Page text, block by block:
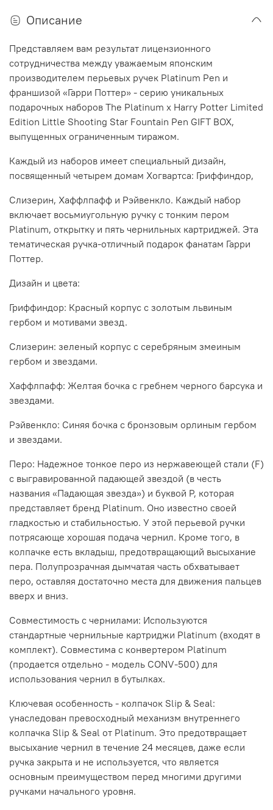
Описание
Представляем вам результат лицензионного
сотрудничества между уважаемым японским
производителем перьевых ручек Platinum Pen и
франшизой «Гарри Поттер» - серию уникальных
подарочных наборов The Platinum x Harry Potter Limited
Edition Little Shooting Star Fountain Pen GIFT BOX,
выпущенных ограниченным тиражом.
Каждый из наборов имеет специальный дизайн,
посвященный четырем домам Хогвартса: Гриффиндор,
Слизерин, Хаффлпафф и Рэйвенкло. Каждый набор
включает восьмиугольную ручку с тонким пером
Platinum, открытку и пять чернильных картриджей. Эта
тематическая ручка-отличный подарок фанатам Гарри
Поттер.
Дизайн и цвета:
Гриффиндор: Красный корпус с золотым львиным
гербом и мотивами звезд.
Слизерин: зеленый корпус с серебряным змеиным
гербом и звездами.
Хаффлпафф: Желтая бочка с гребнем черного барсука и
звездами.
Рэйвенкло: Синяя бочка с бронзовым орлиным гербом
и звездами.
Перо: Надежное тонкое перо из нержавеющей стали (F)
с выгравированной падающей звездой (в честь
названия «Падающая звезда») и буквой P, которая
представляет бренд Platinum. Оно известно своей
гладкостью и стабильностью. У этой перьевой ручки
потрясающе хорошая подача чернил. Кроме того, в
колпачке есть вкладыш, предотвращающий высыхание
пера. Полупрозрачная дымчатая часть обхватывает
перо, оставляя достаточно места для движения пальцев
вверх и вниз.
Совместимость с чернилами: Используются
стандартные чернильные картриджи Platinum (входят в
комплект). Совместима с конвертером Platinum
(продается отдельно - модель CONV-500) для
использования чернил в бутылках.
Ключевая особенность - колпачок Slip & Seal:
унаследован превосходный механизм внутреннего
колпачка Slip & Seal от Platinum. Это предотвращает
высыхание чернил в течение 24 месяцев, даже если
ручка закрыта и не используется, что является
основным преимуществом перед многими другими
ручками начального уровня.